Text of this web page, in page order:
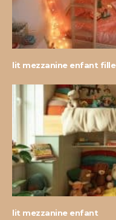
lit mezzanine enfant fille
lit mezzanine enfant